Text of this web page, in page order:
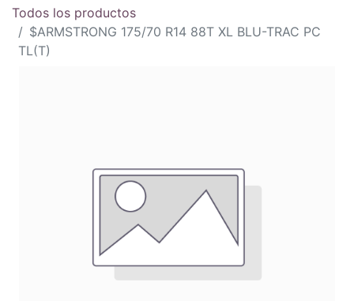
Todos los productos
$ARMSTRONG 175/70 R14 88T XL BLU-TRAC PC
TL(T)